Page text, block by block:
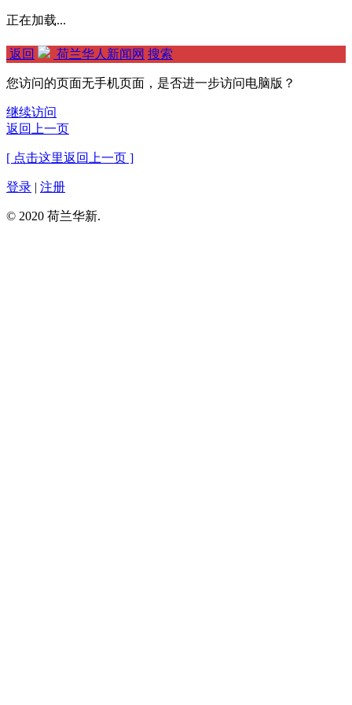
正在加载...
返回 荷兰华人新闻网 搜索
您访问的页面无手机页面，是否进一步访问电脑版？
继续访问
返回上一页
[ 点击这里返回上一页 ]
登录 | 注册
© 2020 荷兰华新.